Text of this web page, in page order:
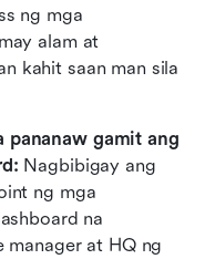
ng mga
alam at
kahit saan man sila
pananaw gamit ang
Nagbibigay ang
ng mga
na
manager at HQ ng